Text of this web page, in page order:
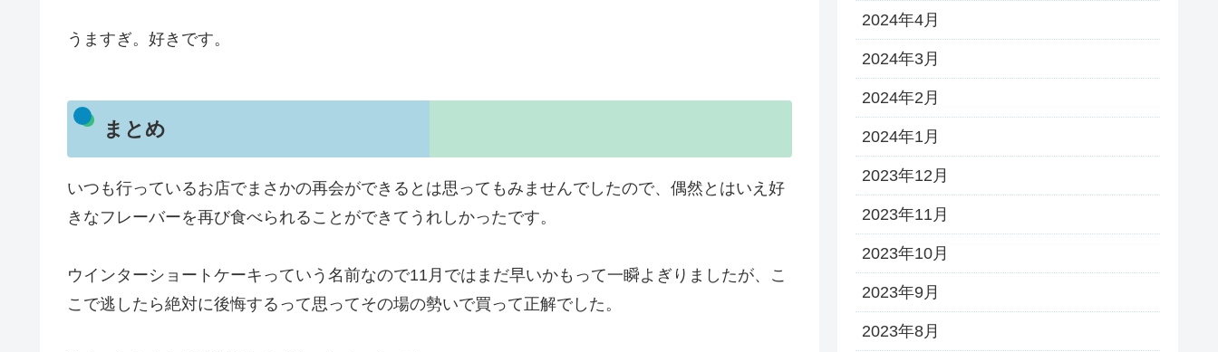
うますぎ。好きです。
まとめ
いつも行っているお店でまさかの再会ができるとは思ってもみませんでしたので、偶然とはいえ好
きなフレーバーを再び食べられることができてうれしかったです。
ウインターショートケーキっていう名前なので11月ではまだ早いかもって一瞬よぎりましたが、こ
こで逃したら絶対に後悔するって思ってその場の勢いで買って正解でした。
2024年4月
2024年3月
2024年2月
2024年1月
2023年12月
2023年11月
2023年10月
2023年9月
2023年8月